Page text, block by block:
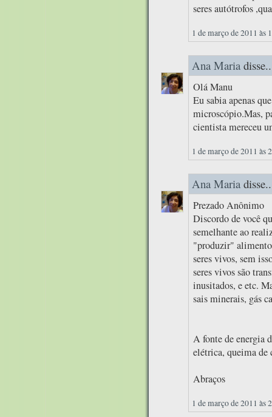
seres autótrofos
1 de março de 2011 às
Ana Maria
Olá Manu
Eu sabia apenas
microscópio.Mas,
cientista mereceu
1 de março de 2011 às
Ana Maria
Prezado Anônimo
Discordo de você
semelhante ao
"produzir"
seres vivos, sem
seres vivos são
inusitados, e etc.
sais minerais, gás
A fonte de energia
elétrica, queima de
Abraços
1 de março de 2011 às